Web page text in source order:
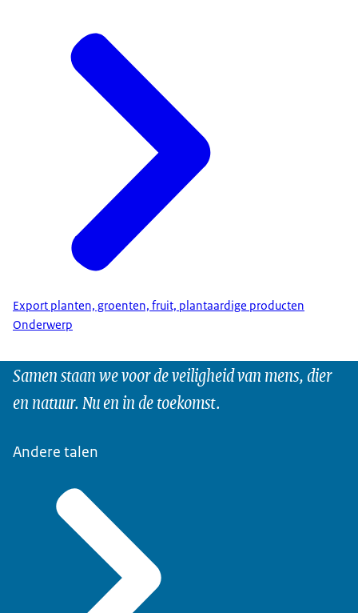
Export planten, groenten, fruit, plantaardige producten
Onderwerp
Samen staan we voor de veiligheid van mens, dier
en natuur. Nu en in de toekomst.
Andere talen